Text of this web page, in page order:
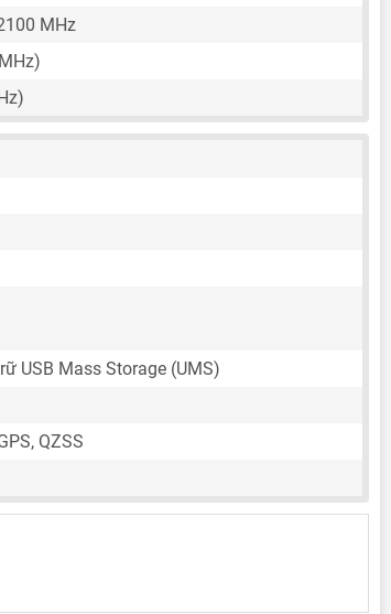
MHz
USB Mass Storage (UMS)
QZSS